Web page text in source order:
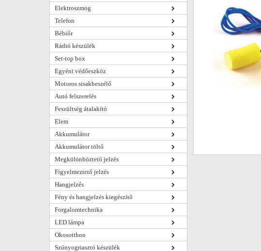
Elektroszmog
Telefon
Bébiőr
Rádió készülék
Set-top box
Egyéni védőeszköz
Motoros sisakbeszélő
Autó felszerelés
Feszültség átalakító
Elem
Akkumulátor
Akkumulátor töltő
Megkülönböztető jelzés
Figyelmeztető jelzés
Hangjelzés
Fény és hangjelzés kiegészítő
Forgalomtechnika
LED lámpa
Okosotthon
Szúnyogriasztó készülék